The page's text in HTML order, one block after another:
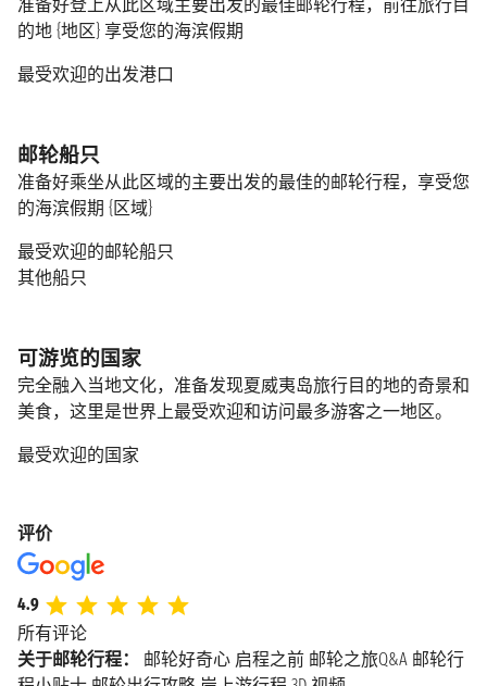
准备好登上从此区域主要出发的最佳邮轮行程，前往旅行目
的地 {地区} 享受您的海滨假期
最受欢迎的出发港口
邮轮船只
准备好乘坐从此区域的主要出发的最佳的邮轮行程，享受您
的海滨假期 {区域}
最受欢迎的邮轮船只
其他船只
可游览的国家
完全融入当地文化，准备发现夏威夷岛旅行目的地的奇景和
美食，这里是世界上最受欢迎和访问最多游客之一地区。
最受欢迎的国家
评价
4.9
所有评论
关于邮轮行程：
邮轮好奇心 启程之前 邮轮之旅Q&A 邮轮行